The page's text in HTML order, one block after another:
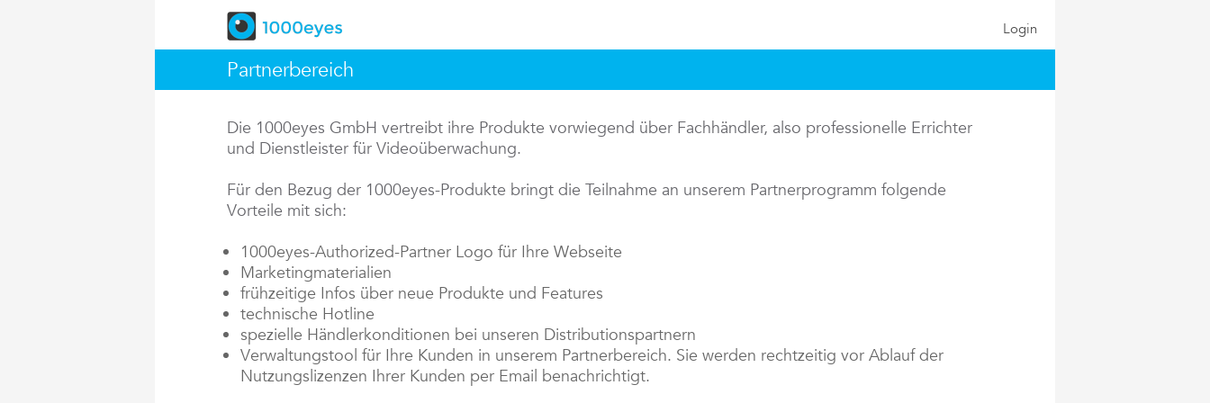
Login
Partnerbereich
Die 1000eyes GmbH vertreibt ihre Produkte vorwiegend über Fachhändler, also professionelle Errichter
und Dienstleister für Videoüberwachung.
Für den Bezug der 1000eyes-Produkte bringt die Teilnahme an unserem Partnerprogramm folgende
Vorteile mit sich:
1000eyes-Authorized-Partner Logo für Ihre Webseite
Marketingmaterialien
frühzeitige Infos über neue Produkte und Features
technische Hotline
spezielle Händlerkonditionen bei unseren Distributionspartnern
Verwaltungstool für Ihre Kunden in unserem Partnerbereich. Sie werden rechtzeitig vor Ablauf der
Nutzungslizenzen Ihrer Kunden per Email benachrichtigt.